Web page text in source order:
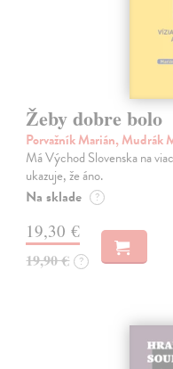
Žeby dobre bolo
Porvažník Marián, Mudrák
Má Východ Slovenska na
ukazuje, že áno.
Na sklade ?
19,30 €
19,90 € ?